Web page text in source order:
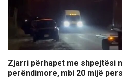
Zjarri përhapet me shpejtësi
perëndimore, mbi 20 mijë